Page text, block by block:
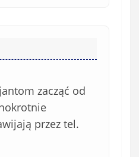
zacząć od
przez tel.